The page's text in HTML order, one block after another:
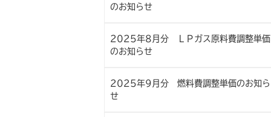
のお知らせ
2025年8月分 ＬＰガス原料費調整単価
のお知らせ
2025年9月分 燃料費調整単価のお知ら
せ